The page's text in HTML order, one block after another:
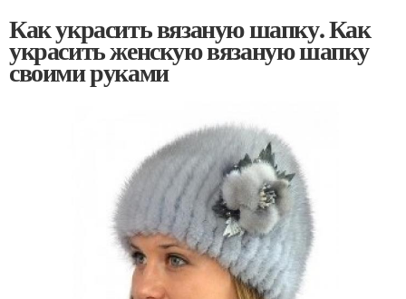
Как украсить вязаную шапку. Как
украсить женскую вязаную шапку
своими руками